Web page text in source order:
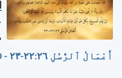
أَعْمَالُ ٱلرُّسُلِ ٢٦:‏٢٢-‏٢٣ - AVD